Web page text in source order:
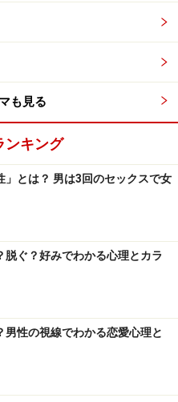
も見る
ンキング
」とは？ 男は3回のセックスで女
脱ぐ？好みでわかる心理とカラ
男性の視線でわかる恋愛心理と